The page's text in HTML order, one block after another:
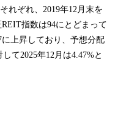
れぞれ、2019年12月末を
指数は94にとどまって
上昇しており、予想分配
て2025年12月は4.47%と